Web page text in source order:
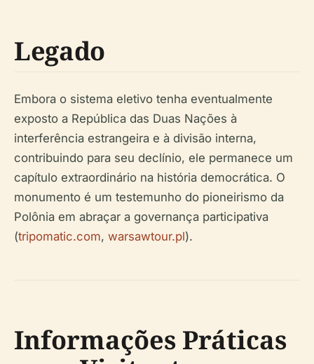
Legado
Embora o sistema eletivo tenha eventualmente
exposto a República das Duas Nações à
interferência estrangeira e à divisão interna,
contribuindo para seu declínio, ele permanece um
capítulo extraordinário na história democrática. O
monumento é um testemunho do pioneirismo da
Polônia em abraçar a governança participativa
(tripomatic.com, warsawtour.pl).
Informações Práticas